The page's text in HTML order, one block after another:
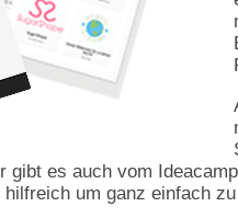
gibt es auch vom
um ganz einfach